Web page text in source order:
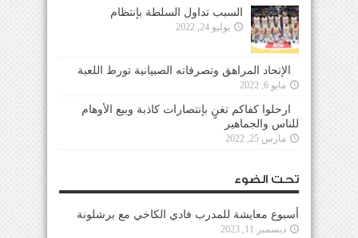
السبب تداول السلطة بإنتظام
يوليو 24, 2022
الإتحاد المراهق وتصرفاته الصبيانية تورط اللعبة
مايو 6, 2022
ارحلوا كفاكم تغنٍ بإنتصارات كاذبة وبيع الأوهام
للناس والجماهير
مارس 25, 2022
تحت الضوء
أسبوع معايشة للمدرب فادي الكاخي مع برشلونة
ديسمبر 11, 2023